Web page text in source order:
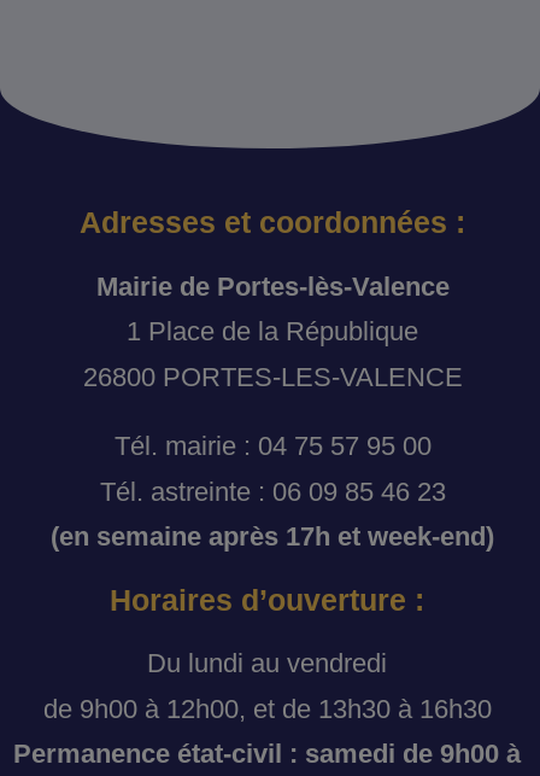
Adresses et coordonnées :
Mairie de Portes-lès-Valence
1 Place de la République
26800 PORTES-LES-VALENCE
Tél. mairie : 04 75 57 95 00
Tél. astreinte : 06 09 85 46 23
(en semaine après 17h et week-end)
Horaires d’ouverture :
Du lundi au vendredi
de 9h00 à 12h00, et de 13h30 à 16h30
Permanence état-civil : samedi de 9h00 à